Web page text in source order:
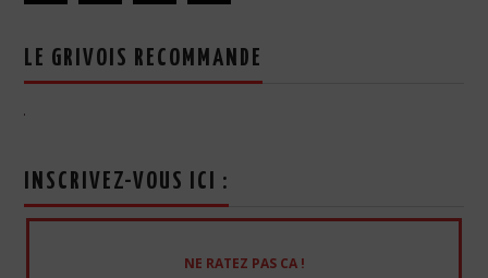
LE GRIVOIS RECOMMANDE
INSCRIVEZ-VOUS ICI :
NE RATEZ PAS CA !